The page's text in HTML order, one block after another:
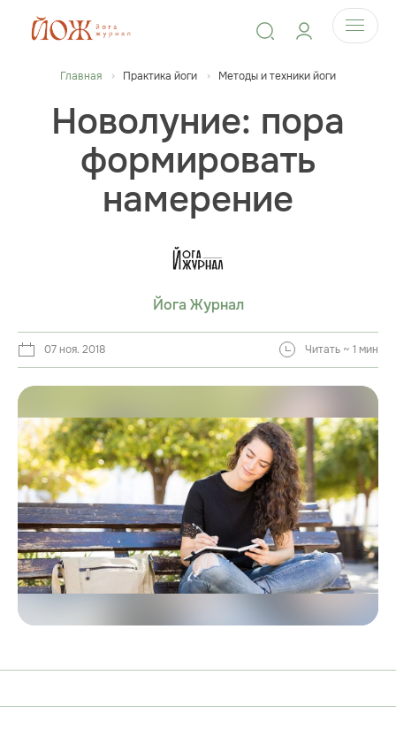
Главная Практика йоги Методы и техники йоги
Новолуние: пора
формировать
намерение
Йога Журнал
07 ноя. 2018 Читать ~ 1 мин